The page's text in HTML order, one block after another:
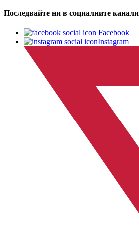
Последвайте ни в социалните канали
Facebook
Instagram